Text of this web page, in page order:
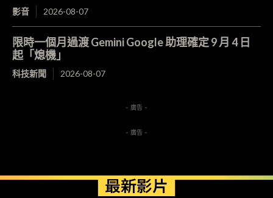
影音 2026-08-07
限時一個月過渡 Gemini Google 助理確定 9 月 4 日
起「熄機」
科技新聞 2026-08-07
- 廣告 -
- 廣告 -
最新影片